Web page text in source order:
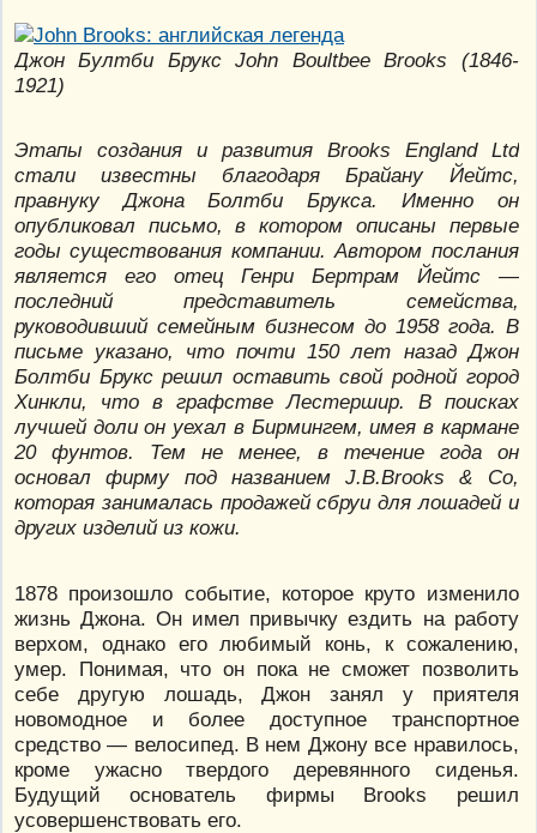
Джон Бултби Брукс John Boultbee Brooks (1846-
1921)
Этапы создания и развития Brooks England Ltd
стали известны благодаря Брайану Йейтс,
правнуку Джона Болтби Брукса. Именно он
опубликовал письмо, в котором описаны первые
годы существования компании. Автором послания
является его отец Генри Бертрам Йейтс —
последний представитель семейства,
руководивший семейным бизнесом до 1958 года. В
письме указано, что почти 150 лет назад Джон
Болтби Брукс решил оставить свой родной город
Хинкли, что в графстве Лестершир. В поисках
лучшей доли он уехал в Бирмингем, имея в кармане
20 фунтов. Тем не менее, в течение года он
основал фирму под названием J.B.Brooks & Co,
которая занималась продажей сбруи для лошадей и
других изделий из кожи.
1878 произошло событие, которое круто изменило
жизнь Джона. Он имел привычку ездить на работу
верхом, однако его любимый конь, к сожалению,
умер. Понимая, что он пока не сможет позволить
себе другую лошадь, Джон занял у приятеля
новомодное и более доступное транспортное
средство — велосипед. В нем Джону все нравилось,
кроме ужасно твердого деревянного сиденья.
Будущий основатель фирмы Brooks решил
усовершенствовать его.